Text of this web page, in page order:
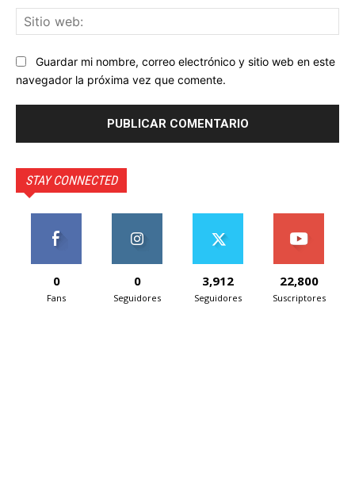
Guardar mi nombre, correo electrónico y sitio web en este
navegador la próxima vez que comente.
STAY CONNECTED
0
Fans
0
Seguidores
3,912
Seguidores
22,800
Suscriptores